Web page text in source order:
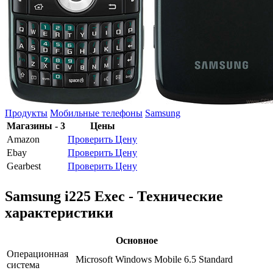
Продукты Мобильные телефоны Samsung
Магазины - 3
Цены
Amazon
Проверить Цену
Ebay
Проверить Цену
Gearbest
Проверить Цену
Samsung i225 Exec - Технические
характеристики
Основное
Операционная
система
Microsoft Windows Mobile 6.5 Standard